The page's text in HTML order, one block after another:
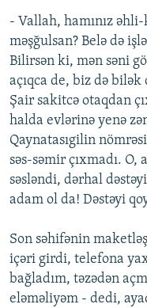
- Vallah, hamınız
məşğulsan? Belə də
Bilirsən ki, mən səni
açıqca de, biz də bilək
Şair sakitcə otaqdan
halda evlərinə yenə
Qaynatasıgilin
səs-səmir çıxmadı.
səsləndi, dərhal
adam ol da! Dəstəyi
Son səhifənin
içəri girdi, telefona
bağladım, təzədən
eləməliyəm - dedi,